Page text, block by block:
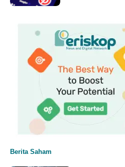
Berita Saham